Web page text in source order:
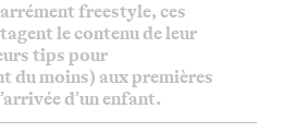
freestyle, ces
le contenu deleur
tips pour
du moins) aux premières
d’un enfant.